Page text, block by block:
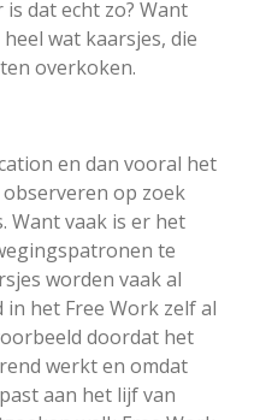
dat echt zo? Want
wat kaarsjes, die
overkoken.
en dan vooral het
op zoek
Want vaak is er het
te
worden vaak al
het Free Work zelf al
doordat het
werkt en omdat
aan het lijf van